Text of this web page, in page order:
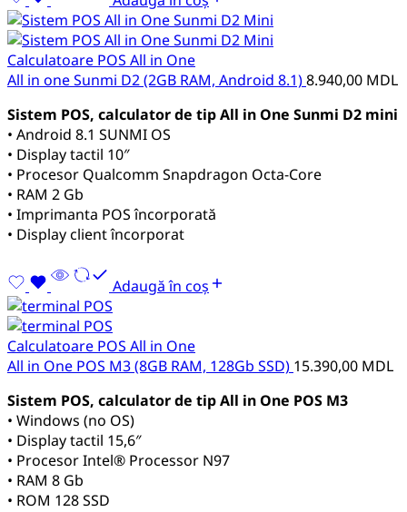
Calculatoare POS All in One
All in one Sunmi D2 (2GB RAM, Android 8.1)8.940,00 MDL
Sistem POS, calculator de tip All in One Sunmi D2 mini
• Android 8.1 SUNMI OS
• Display tactil 10″
• Procesor Qualcomm Snapdragon Octa-Core
• RAM 2 Gb
• Imprimanta POS încorporată
• Display client încorporat
Adaugă în coș
Calculatoare POS All in One
All in One POS M3 (8GB RAM, 128Gb SSD) 15.390,00 MDL
Sistem POS, calculator de tip All in One POS M3
• Windows (no OS)
• Display tactil 15,6″
• ProcesorIntel® Processor N97
• RAM 8 Gb
• ROM 128 SSD